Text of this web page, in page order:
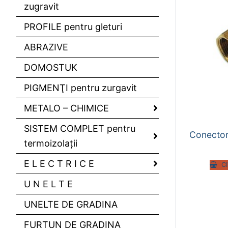
zugravit
PROFILE pentru gleturi
ABRAZIVE
DOMOSTUK
PIGMENŢI pentru zurgavit
METALO – CHIMICE
SISTEM COMPLET pentru
termoizolaţii
E L E C T R I C E
U N E L T E
UNELTE DE GRADINA
FURTUN DE GRADINA